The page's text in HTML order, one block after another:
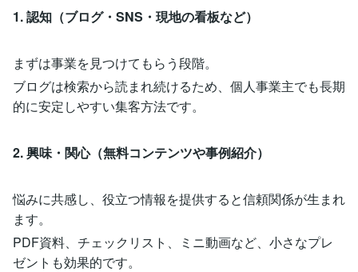
1. 認知（ブログ・SNS・現地の看板など）
まずは事業を見つけてもらう段階。
ブログは検索から読まれ続けるため、個人事業主でも長期
的に安定しやすい集客方法です。
2. 興味・関心（無料コンテンツや事例紹介）
悩みに共感し、役立つ情報を提供すると信頼関係が生まれ
ます。
PDF資料、チェックリスト、ミニ動画など、小さなプレ
ゼントも効果的です。